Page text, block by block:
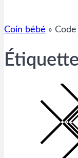
Coin bébé »